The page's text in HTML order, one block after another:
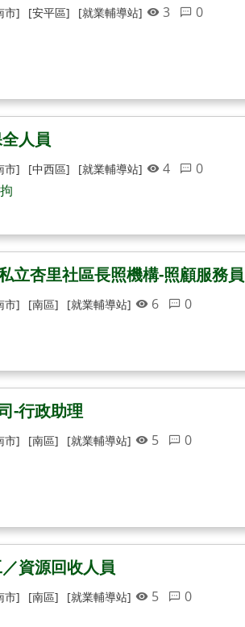
市] [安平區] [就業輔導站] 3
0
人員
市] [中西區] [就業輔導站] 4
0
立杏里社區長照機構-照顧服務員
市] [南區] [就業輔導站] 6
0
-行政助理
市] [南區] [就業輔導站] 5
0
資源回收人員
市] [南區] [就業輔導站] 5
0